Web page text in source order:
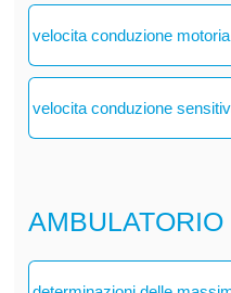
velocita conduzione motoria
velocita conduzione